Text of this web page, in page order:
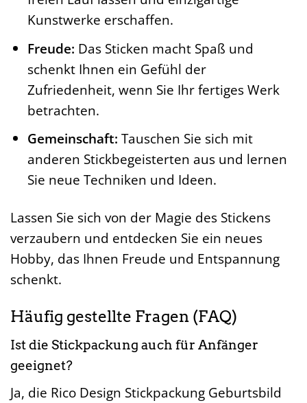
Kunstwerke erschaffen.
Freude: Das Sticken macht Spaß und
schenkt Ihnen ein Gefühl der
Zufriedenheit, wenn Sie Ihr fertiges Werk
betrachten.
Gemeinschaft: Tauschen Sie sich mit
anderen Stickbegeisterten aus und lernen
Sie neue Techniken und Ideen.
Lassen Sie sich von der Magie des Stickens
verzaubern und entdecken Sie ein neues
Hobby, das Ihnen Freude und Entspannung
schenkt.
Häufig gestellte Fragen (FAQ)
Ist die Stickpackung auch für Anfänger
geeignet?
Ja, die Rico Design Stickpackung Geburtsbild